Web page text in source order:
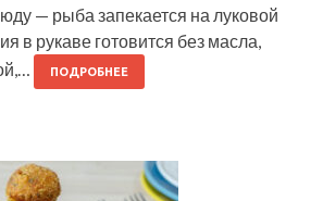
— рыба запекается на луковой
в рукаве готовится без масла,
ПОДРОБНЕЕ